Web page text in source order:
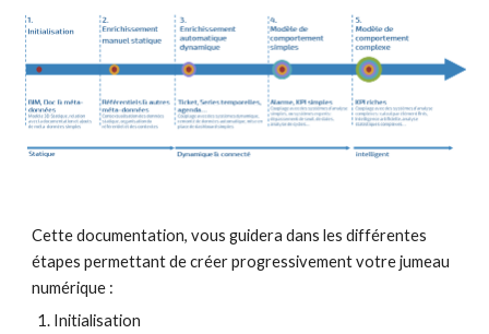
Cette documentation, vous guidera dans les différentes
étapes permettant de créer progressivement votre jumeau
numérique :
Initialisation